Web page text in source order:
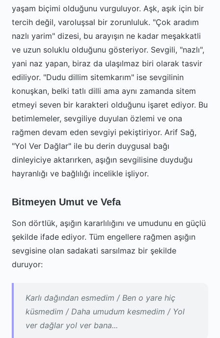
yaşam biçimi olduğunu vurguluyor. Aşk, aşık için bir
tercih değil, varoluşsal bir zorunluluk. "Çok aradım
nazlı yarim" dizesi, bu arayışın ne kadar meşakkatli
ve uzun soluklu olduğunu gösteriyor. Sevgili, "nazlı",
yani naz yapan, biraz da ulaşılmaz biri olarak tasvir
ediliyor. "Dudu dillim sitemkarım" ise sevgilinin
konuşkan, belki tatlı dilli ama aynı zamanda sitem
etmeyi seven bir karakteri olduğunu işaret ediyor. Bu
betimlemeler, sevgiliye duyulan özlemi ve ona
rağmen devam eden sevgiyi pekiştiriyor. Arif Sağ,
"Yol Ver Dağlar" ile bu derin duygusal bağı
dinleyiciye aktarırken, aşığın sevgilisine duyduğu
hayranlığı ve bağlılığı incelikle işliyor.
Bitmeyen Umut ve Vefa
Son dörtlük, aşığın kararlılığını ve umudunu en güçlü
şekilde ifade ediyor. Tüm engellere rağmen aşığın
sevgisine olan sadakati sarsılmaz bir şekilde
duruyor:
Karlı dağından esmedim / Ben o yare hiç
küsmedim / Daha umudum kesmedim / Yol
ver dağlar yol ver bana...